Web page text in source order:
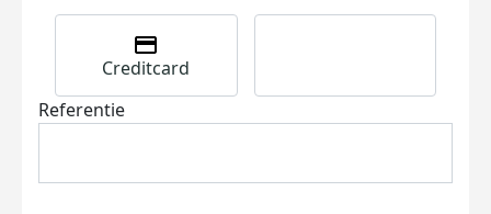
Creditcard
Referentie